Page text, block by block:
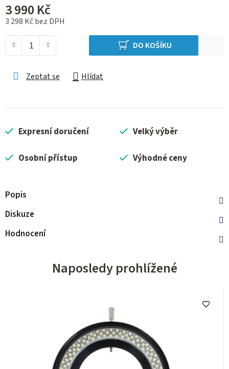
3 990 Kč
3 298 Kč bez DPH
DO KOŠÍKU
Zeptat se Hlídat
Expresní doručení Velký výběr
Osobní přístup Výhodné ceny
Popis
Diskuze
Hodnocení
Naposledy prohlížené